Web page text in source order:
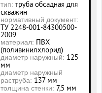
тип: труба обсадная для
скважин
нормативный документ:
ТУ 2248-001-84300500-
2009
материал: ПВХ
(поливинилхлорид)
диаметр наружный: 125
мм
диаметр наружный
раструба: 137 мм
толщина стенки: 7,5 мм